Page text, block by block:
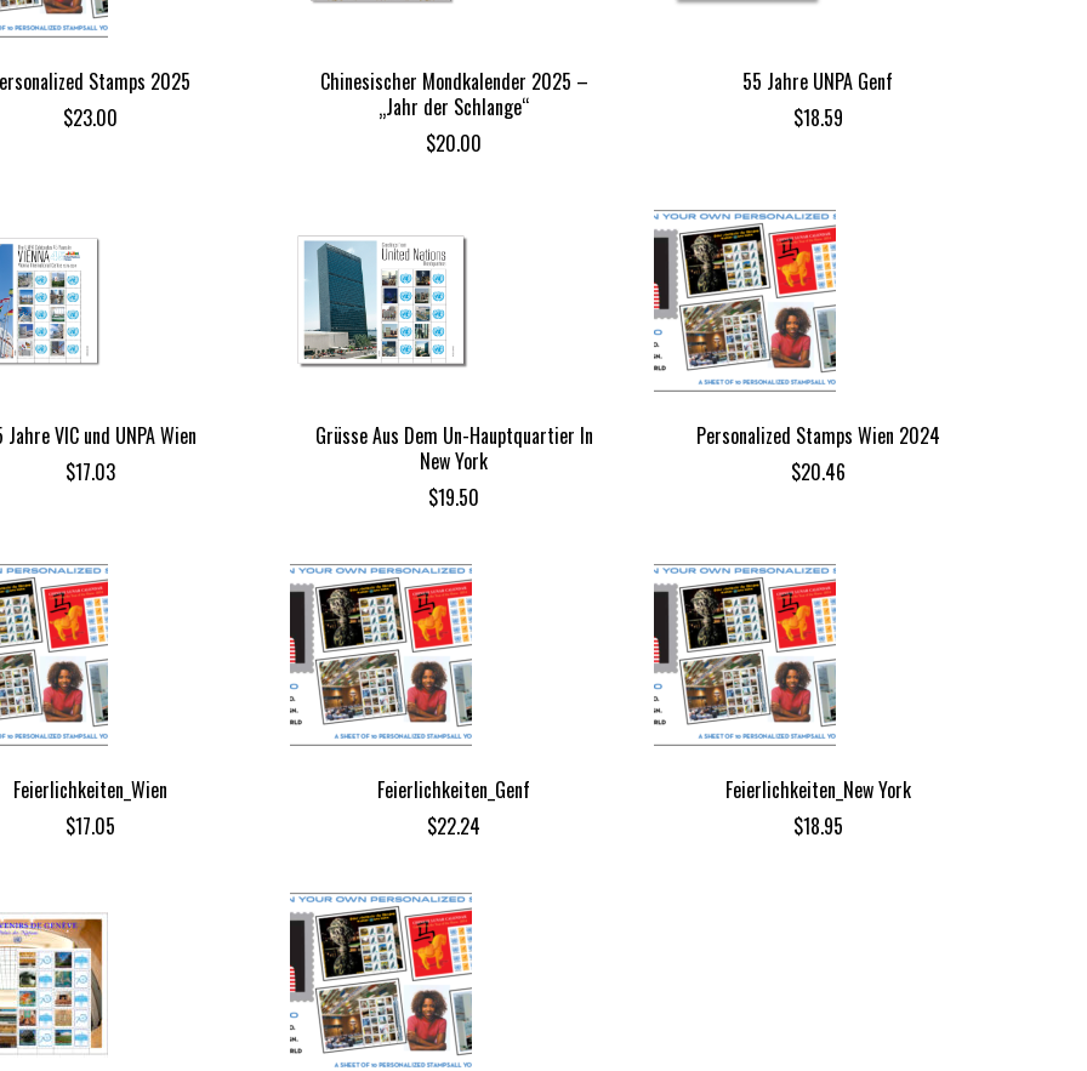
Stamps 2025
$23.00
Chinesischer Mondkalender 2025 –
„Jahr der Schlange“
$20.00
55 Jahre UNPA Genf
$18.59
VIC und UNPA Wien
$17.03
Grüsse Aus Dem Un-Hauptquartier In
New York
$19.50
Personalized Stamps Wien 2024
$20.46
Feierlichkeiten_Wien
$17.05
Feierlichkeiten_Genf
$22.24
Feierlichkeiten_New York
$18.95